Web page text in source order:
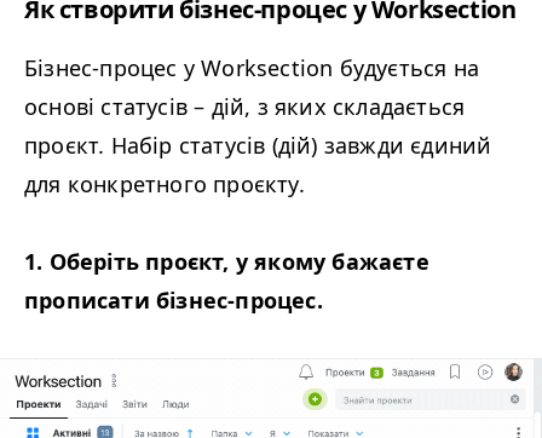
Як створити бізнес-процес у Worksection
Бізнес-процес у Worksection будується на
основі статусів – дій, з яких складається
проєкт. Набір статусів (дій) завжди єдиний
для конкретного проєкту.
1. Оберіть проєкт, у якому бажаєте
прописати бізнес-процес.